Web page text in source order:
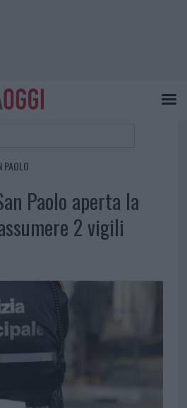
PAOLO
Paolo aperta la
2 vigili